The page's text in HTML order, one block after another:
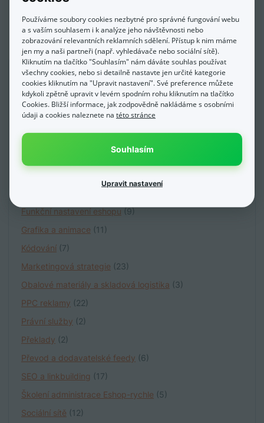
Copywriting
Funkční nastavení eshopu
Správa a plnění obsahu eshopu
SEO a linkbuilding
Zbožové srovnávače
Marketingová strategie
Kategorie
Affiliate (2)
Analytika (15)
Copywriting
Funkční nastavení eshopu (9)
Grafika a animace (11)
Kódování (7)
Marketingová strategie (23)
Obalové materiály a skladová logistika (3)
PPC reklamy (22)
Právní služby (2)
Překlady (2)
Převod a dodavatelské feedy (6)
SEO a linkbuilding (17)
Školení administrace Eshop-rychle (5)
Sociální sítě (12)
Používáme soubory cookies nezbytné pro správné fungování webu
a s vaším souhlasem i k analýze jeho návštěvnosti nebo
zobrazování relevantních reklamních sdělení. Přístup k nim máme
jen my a naši partneři (např. vyhledávače nebo sociální sítě).
Kliknutím na tlačítko "Souhlasím" nám dáváte souhlas používat
všechny cookies, nebo si detailně nastavte jen určité kategorie
cookies kliknutím na "Upravit nastavení". Své preference můžete
kdykoli zpětně upravit v levém spodním rohu kliknutím na tlačítko
Cookies. Bližší informace, jak zodpovědně nakládáme s osobními
údaji a cookies naleznete na této stránce
Souhlasím
Upravit nastavení